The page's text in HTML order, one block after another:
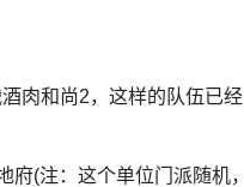
肉和尚2，这样的队伍已经
(注：这个单位门派随机，